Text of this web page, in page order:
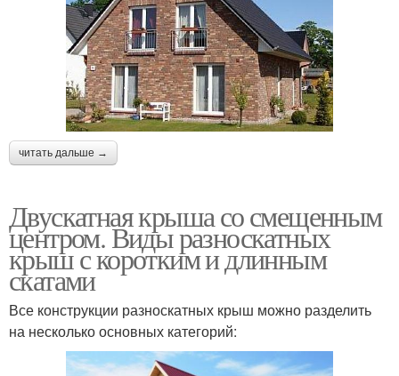
читать дальше →
Двускатная крыша со смещенным
центром. Виды разноскатных
крыш с коротким и длинным
скатами
Все конструкции разноскатных крыш можно разделить
на несколько основных категорий: